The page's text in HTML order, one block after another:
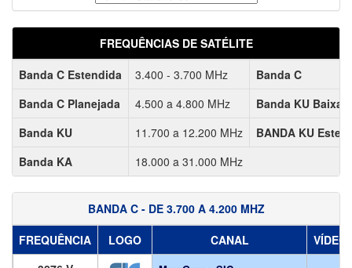
FREQUÊNCIAS DE SATÉLITE
Banda C Estendida
3.400 - 3.700 MHz
Banda C
Banda C Planejada
4.500 a 4.800 MHz
Banda KU Baixa
Banda KU
11.700 a 12.200 MHz
BANDA KU
Banda KA
18.000 a 31.000 MHz
BANDA C - DE 3.700 A 4.200 MHZ
FREQUÊNCIA
LOGO CANAL
VÍDEO